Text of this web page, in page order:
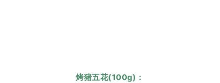
烤猪五花(100g)：